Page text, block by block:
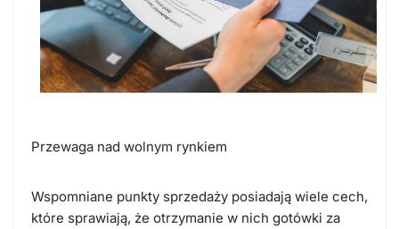
Przewaga nad wolnym rynkiem
Wspomniane punkty sprzedaży posiadają wiele cech,
które sprawiają, że otrzymanie w nich gotówki za